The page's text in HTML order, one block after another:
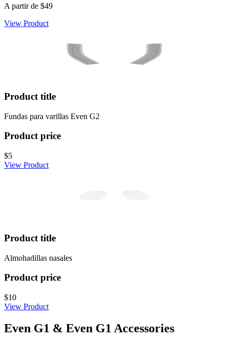
A partir de $49
View Product
Product title
Fundas para varillas Even G2
Product price
$5
View Product
Product title
Almohadillas nasales
Product price
$10
View Product
Even G1 & Even G1 Accessories